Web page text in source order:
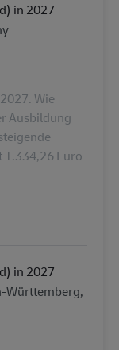
in 2027
Wie
Ausbildung
Euro
in 2027
Württemberg,